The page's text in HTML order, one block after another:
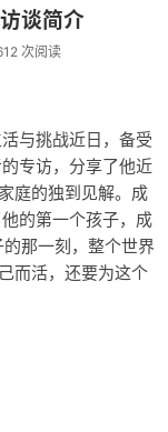
谈简介
次阅读
与挑战近日，备受
专访，分享了他近
庭的独到见解。成
的第一个孩子，成
那一刻，整个世界
而活，还要为这个